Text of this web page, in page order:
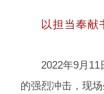
以担当奉献
2022年9月
的强烈冲击，现